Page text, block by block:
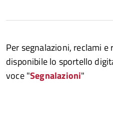
Per segnalazioni, reclami
disponibile lo sportello
voce "Segnalazioni"